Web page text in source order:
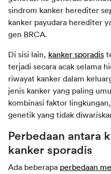
sindrom kanker herediter
kanker payudara herediter
gen BRCA.
Di sisi lain, kanker sporadis
terjadi secara acak selama
riwayat kanker dalam
jenis kanker yang paling
kombinasi faktor
genetik yang tidak
Perbedaan antara
kanker sporadis
Ada beberapa perbedaan